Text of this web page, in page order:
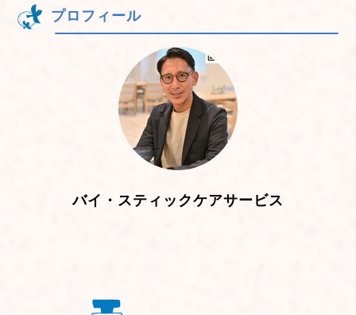
プロフィール
バイ・スティックケアサービス